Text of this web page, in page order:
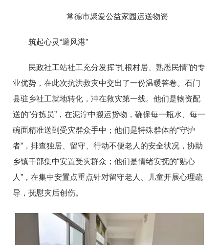
常德市聚爱公益家园运送物资
筑起心灵“避风港”
民政社工站社工充分发挥“扎根村居、熟悉民情”的专
业优势，在此次抗洪救灾中交出了一份温暖答卷。石门
县驻乡社工就地转化，冲在救灾第一线。他们是物资配
送的“分拣员”，在泥泞中搬运货物，确保每一瓶水、每一
碗面精准送到受灾群众手中；他们是特殊群体的“守护
者”，排查独居、留守、行动不便老人的安全状况，协助
乡镇干部集中安置受灾群众；他们是情绪安抚的“贴心
人”，在集中安置点重点针对留守老人、儿童开展心理疏
导，抚慰灾后创伤。